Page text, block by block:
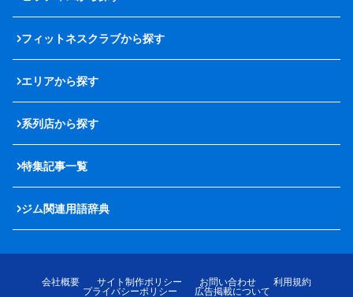
フィットネスクラブから探す
エリアから探す
系列店から探す
特集記事一覧
ジム関連用語辞典
会社概要 サイト制作ポリシー お問い合わせ
利用規約
プライバシーポリシー
広告掲載について